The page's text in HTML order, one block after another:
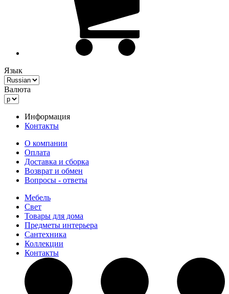
Язык
Валюта
Информация
Контакты
О компании
Оплата
Доставка и сборка
Возврат и обмен
Вопросы - ответы
Мебель
Свет
Товары для дома
Предметы интерьера
Сантехника
Коллекции
Контакты